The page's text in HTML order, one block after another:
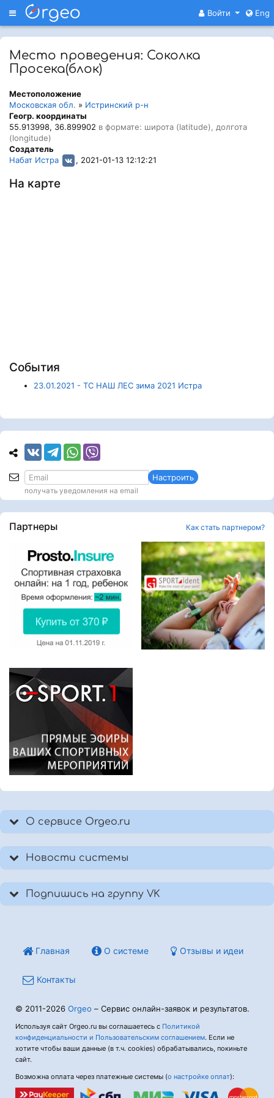
Меню Войти Eng
Место проведения: Соколка
Просека(блок)
Местоположение
Московская обл. » Истринский р-н
Геогр. координаты
55.913998, 36.899902 в формате: широта (latitude), долгота
(longitude)
Создатель
Набат Истра
, 2021-01-13 12:12:21
На карте
События
23.01.2021 - ТС НАШ ЛЕС зима 2021 Истра
Настроить
получать уведомления на email
Партнеры Как стать партнером?
О сервисе Orgeo.ru
Новости системы
Подпишись на группу VK
Главная О системе Отзывы и идеи
Контакты
© 2011-2026 Orgeo – Сервис онлайн-заявок и результатов.
Используя сайт Orgeo.ru вы соглашаетесь с Политикой
конфиденциальности и Пользовательским соглашением. Если не
хотите чтобы ваши данные (в т.ч. cookies) обрабатывались, покиньте
сайт.
Возможна оплата через платежные системы (о настройке оплат):